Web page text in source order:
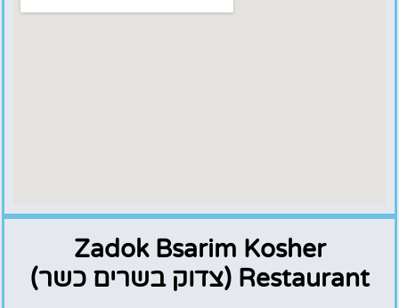
Zadok Bsarim Kosher
Restaurant (צדוק בשרים כשר)